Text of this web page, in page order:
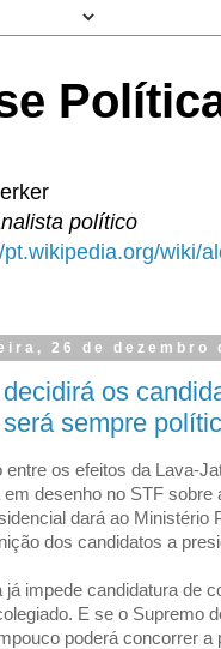
político
pt.wikipedia.org/wiki/
26 de dezembro
os
sempre
entre os efeitos da Lava-
em desenho no STF sobre
dará ao Ministério
dos candidatos a
já impede candidatura de
E se o Supremo
poderá concorrer